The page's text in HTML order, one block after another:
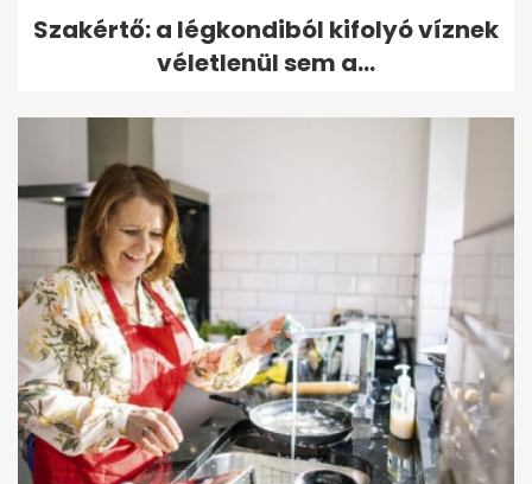
Szakértő: a légkondiból kifolyó víznek
véletlenül sem a...